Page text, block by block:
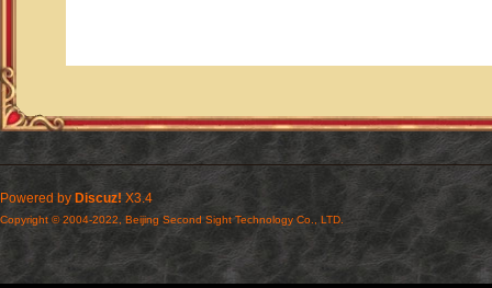
Powered by Discuz! X3.4
Copyright © 2004-2022, Beijing Second Sight Technology Co., LTD.